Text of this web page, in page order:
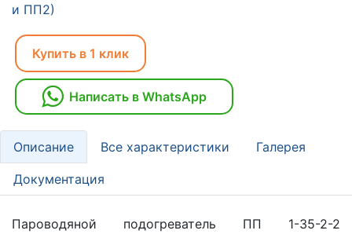
и ПП2)
Купить в 1 клик
Написать в WhatsApp
Описание Все характеристики Галерея
Документация
Пароводяной подогреватель ПП 1-35-2-2